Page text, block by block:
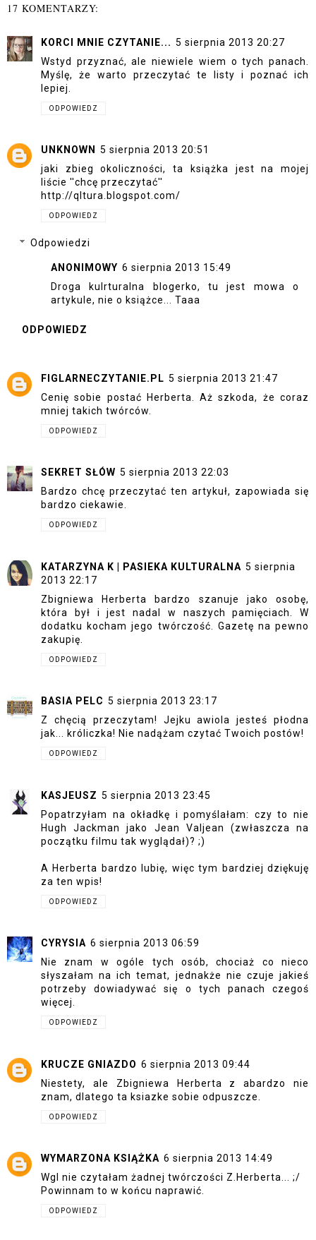
17 KOMENTARZY:
KORCI MNIE CZYTANIE... 5 sierpnia 2013 20:27
Wstyd przyznać, ale niewiele wiem o tych panach.
Myślę, że warto przeczytać te listy i poznać ich
lepiej.
ODPOWIEDZ
UNKNOWN
5 sierpnia 2013 20:51
jaki zbieg okoliczności, ta książka jest na mojej
liście ''chcę przeczytać''
http://qltura.blogspot.com/
ODPOWIEDZ
Odpowiedzi
ANONIMOWY 6 sierpnia 2013 15:49
Droga kulrturalna blogerko, tu jest mowa o
artykule, nie o książce... Taaa
ODPOWIEDZ
FIGLARNECZYTANIE.PL 5 sierpnia 2013 21:47
Cenię sobie postać Herberta. Aż szkoda, że coraz
mniej takich twórców.
ODPOWIEDZ
SEKRET SŁÓW 5 sierpnia 2013 22:03
Bardzo chcę przeczytać ten artykuł, zapowiada się
bardzo ciekawie.
ODPOWIEDZ
KATARZYNA K | PASIEKA KULTURALNA 5 sierpnia
2013 22:17
Zbigniewa Herberta bardzo szanuje jako osobę,
która był i jest nadal w naszych pamięciach. W
dodatku kocham jego twórczość. Gazetę na pewno
zakupię.
ODPOWIEDZ
BASIA PELC 5 sierpnia 2013 23:17
Z chęcią przeczytam! Jejku awiola jesteś płodna
jak... króliczka! Nie nadążam czytać Twoich postów!
ODPOWIEDZ
KASJEUSZ 5 sierpnia 2013 23:45
Popatrzyłam na okładkę i pomyślałam: czy to nie
Hugh Jackman jako Jean Valjean (zwłaszcza na
początku filmu tak wyglądał)? ;)
A Herberta bardzo lubię, więc tym bardziej dziękuję
za ten wpis!
ODPOWIEDZ
CYRYSIA 6 sierpnia 2013 06:59
Nie znam w ogóle tych osób, chociaż co nieco
słyszałam na ich temat, jednakże nie czuje jakieś
potrzeby dowiadywać się o tych panach czegoś
więcej.
ODPOWIEDZ
KRUCZE GNIAZDO 6 sierpnia 2013 09:44
Niestety, ale Zbigniewa Herberta z abardzo nie
znam, dlatego ta ksiazke sobie odpuszcze.
ODPOWIEDZ
WYMARZONA KSIĄŻKA 6 sierpnia 2013 14:49
Wgl nie czytałam żadnej twórczości Z.Herberta... ;/
Powinnam to w końcu naprawić.
ODPOWIEDZ